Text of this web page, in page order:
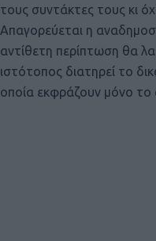
τους συντάκτες τους κι
Απαγορεύεται η
αντίθετη περίπτωση θα
ιστότοπος διατηρεί το
οποία εκφράζουν μόνο